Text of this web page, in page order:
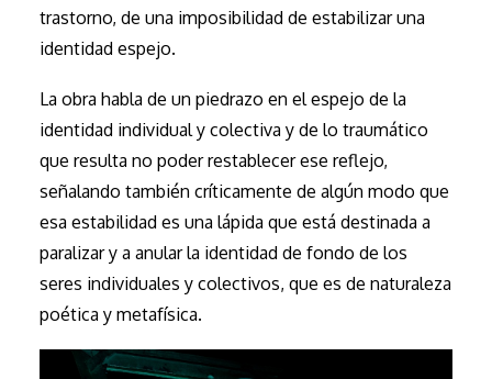
trastorno, de una imposibilidad de estabilizar una
identidad espejo.
La obra habla de un piedrazo en el espejo de la
identidad individual y colectiva y de lo traumático
que resulta no poder restablecer ese reflejo,
señalando también críticamente de algún modo que
esa estabilidad es una lápida que está destinada a
paralizar y a anular la identidad de fondo de los
seres individuales y colectivos, que es de naturaleza
poética y metafísica.